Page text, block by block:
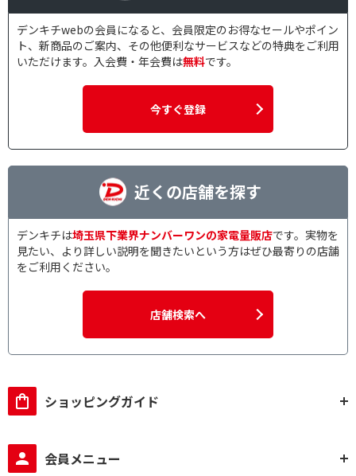
デンキチwebの会員になると、会員限定のお得なセールやポイン
ト、新商品のご案内、その他便利なサービスなどの特典をご利用
いただけます。入会費・年会費は無料です。
今すぐ登録
近くの店舗を探す
デンキチは埼玉県下業界ナンバーワンの家電量販店です。実物を
見たい、より詳しい説明を聞きたいという方はぜひ最寄りの店舗
をご利用ください。
店舗検索へ
ショッピングガイド
会員メニュー